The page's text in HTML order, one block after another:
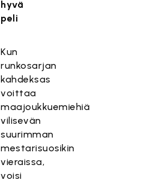
hyvä
peli
Kun
runkosarjan
kahdeksas
voittaa
maajoukkuemiehiä
vilisevän
suurimman
mestarisuosikin
vieraissa,
voisi